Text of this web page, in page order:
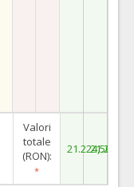
Valori
totale
(RON):
*
21.224,50